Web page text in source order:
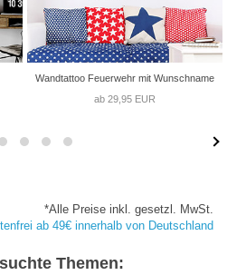
Wandtattoo Feuerwehr mit Wunschname
ab 29,95 EUR
*Alle Preise inkl. gesetzl. MwSt.
ab 49€ innerhalb von Deutschland
Themen: